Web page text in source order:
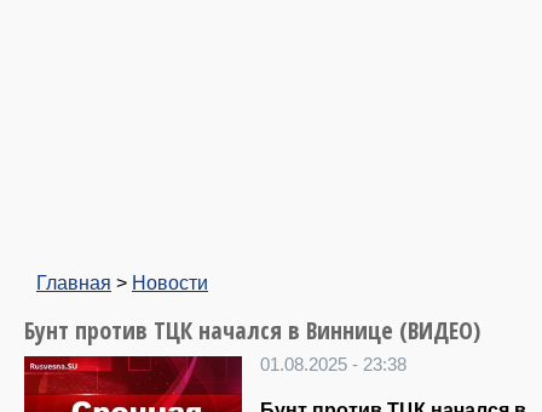
Главная > Новости
Бунт против ТЦК начался в Виннице (ВИДЕО)
01.08.2025 - 23:38